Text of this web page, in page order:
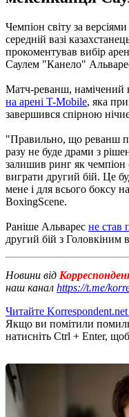
Чемпіон світу за
середній вазі
прокоментував вибір
Саулем "Канело"
Матч-реванш, намічений
на арені T-Mobile, яка
завершився спірною
"Правильно, що реванш
разу не буде драми з
залишив ринг як чемпіон
виграти другий бій. Це
мене і для всього боксу
BoxingScene.
Раніше Альварес не став
другий бій з Головкіним
Новини від
наш канал https://t.me/
Читайте
Якщо ви помітили
натисніть Ctrl + Enter,